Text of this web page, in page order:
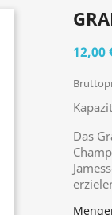
12,00
Das